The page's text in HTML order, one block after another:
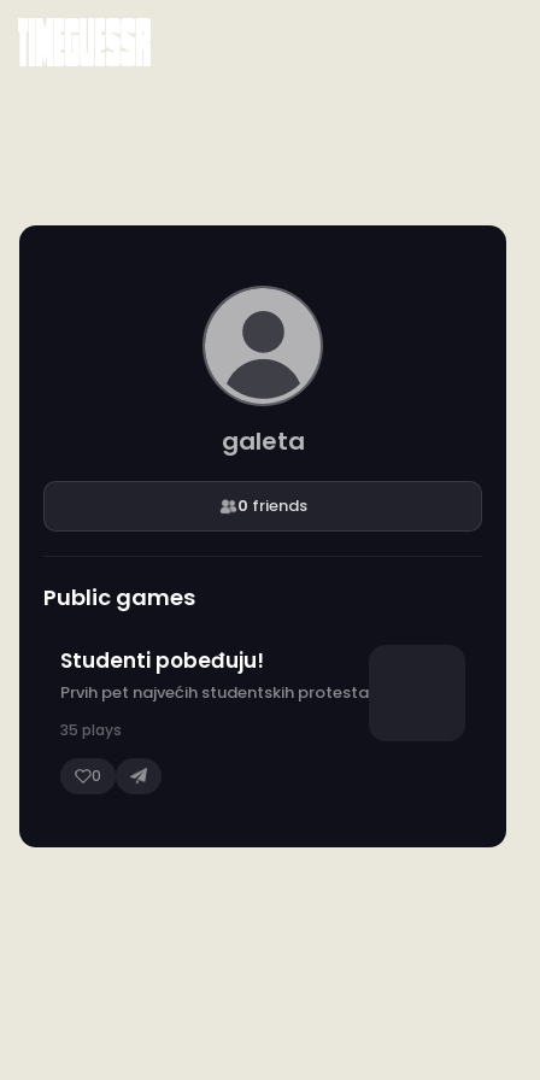
galeta
0 friends
Public games
Studenti pobeđuju!
Prvih pet najvećih studentskih protesta
35 plays
0